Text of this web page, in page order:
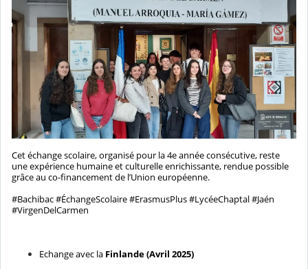
Cet échange scolaire, organisé pour la 4e année consécutive, reste
une expérience humaine et culturelle enrichissante, rendue possible
grâce au co-financement de l’Union européenne.
#Bachibac #ÉchangeScolaire #ErasmusPlus #LycéeChaptal #Jaén
#VirgenDelCarmen
Echange avec la Finlande (Avril 2025)